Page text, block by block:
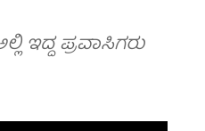
ಇದ್ದ ಪ್ರವಾಸಿಗರು